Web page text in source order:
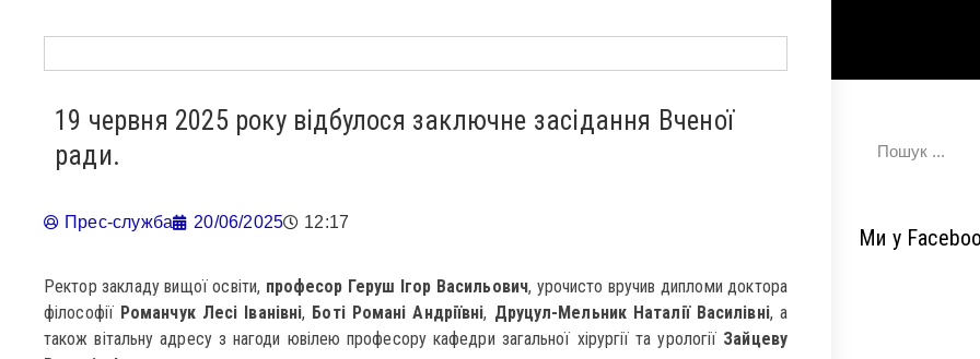
19 червня 2025 року відбулося заключне засідання Вченої
ради.
Прес-служба 20/06/2025 12:17
Ректор закладу вищої освіти, професор Геруш Ігор Васильович, урочисто вручив дипломи доктора
філософії Романчук Лесі Іванівні, Боті Романі Андріївні, Друцул-Мельник Наталії Василівні, а
також вітальну адресу з нагоди ювілею професору кафедри загальної хірургії та урології Зайцеву
Ми у